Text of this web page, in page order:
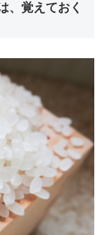
、覚えておく